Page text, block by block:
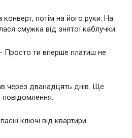
потім на його руки. На
смужка від знятої каблучки.
Просто ти вперше платиш не
через дванадцять днів. Ще
ключі від квартири.